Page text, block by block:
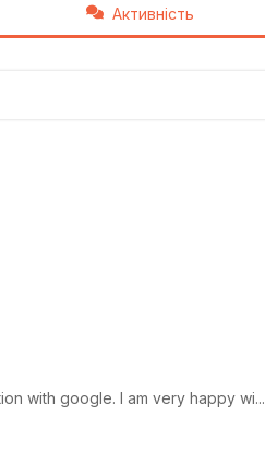
Активність
with google. I am very happy wi...